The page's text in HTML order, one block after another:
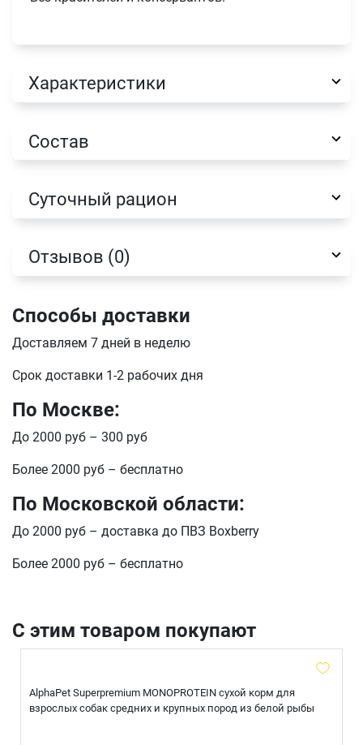
Характеристики
Состав
Суточный рацион
Отзывов (0)
Способы доставки
Доставляем 7 дней в неделю
Срок доставки 1-2 рабочих дня
По Москве:
До 2000 руб – 300 руб
Более 2000 руб – бесплатно
По Московской области:
До 2000 руб – доставка до ПВЗ Boxberry
Более 2000 руб – бесплатно
С этим товаром покупают
AlphaPet Superpremium MONOPROTEIN сухой корм для
взрослых собак средних и крупных пород из белой рыбы
Продолжить покупки
отправить